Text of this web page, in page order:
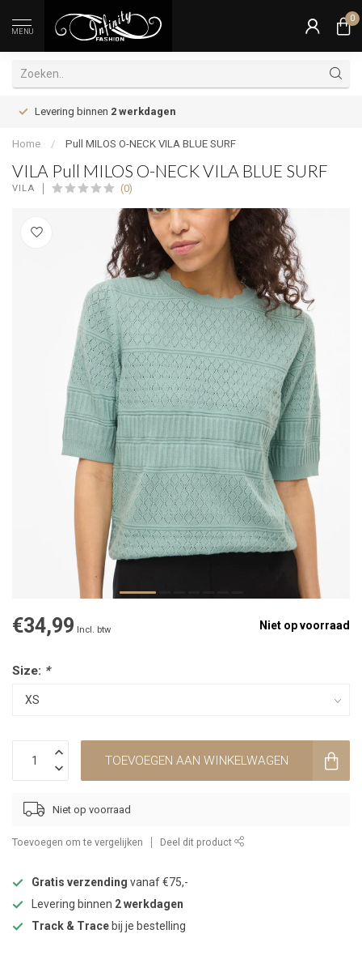
MENU
0
Levering binnen 2 werkdagen
Home / Pull MILOS O-NECK VILA BLUE SURF
VILA Pull MILOS O-NECK VILA BLUE SURF
VILA (0)
€34,99 Incl. btw Niet op voorraad
Size: *
TOEVOEGEN AAN WINKELWAGEN
Niet op voorraad
Toevoegen om te vergelijken Deel dit product
Gratis verzending vanaf €75,-
Levering binnen 2 werkdagen
Track & Trace bij je bestelling